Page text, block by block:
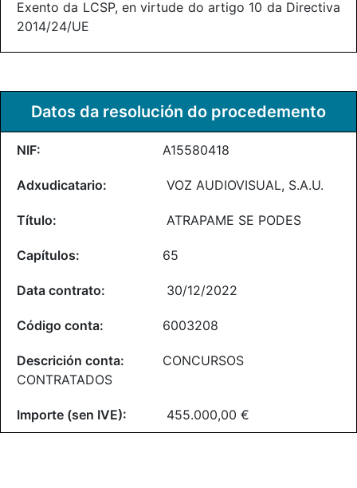
Exento da LCSP, en virtude do artigo 10 da Directiva
2014/24/UE
Datos da resolución do procedemento
A15580418
VOZ AUDIOVISUAL, S.A.U.
ATRAPAME SE PODES
65
30/12/2022
6003208
CONCURSOS
CONTRATADOS
455.000,00 €